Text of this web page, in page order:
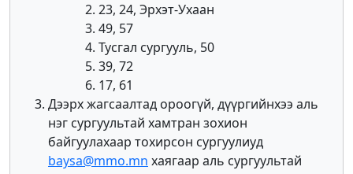
23, 24, Эрхэт-Ухаан
49, 57
Тусгал сургууль, 50
39, 72
17, 61
Дээрх жагсаалтад ороогүй, дүүргийнхээ аль
нэг сургуультай хамтран зохион
байгуулахаар тохирсон сургуулиуд
baysa@mmo.mn хаягаар аль сургуультай